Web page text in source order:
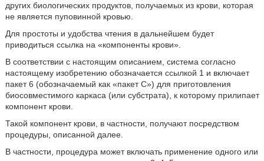
других биологических продуктов, получаемых из крови, которая
не является пуповинной кровью.
Для простоты и удобства чтения в дальнейшем будет
приводиться ссылка на «компоненты крови».
В соответствии с настоящим описанием, система согласно
настоящему изобретению обозначается ссылкой 1 и включает
пакет 6 (обозначаемый как «пакет С») для приготовления
биосовместимого каркаса (или субстрата), к которому прилипает
компонент крови.
Такой компонент крови, в частности, получают посредством
процедуры, описанной далее.
В частности, процедура может включать применение одного или